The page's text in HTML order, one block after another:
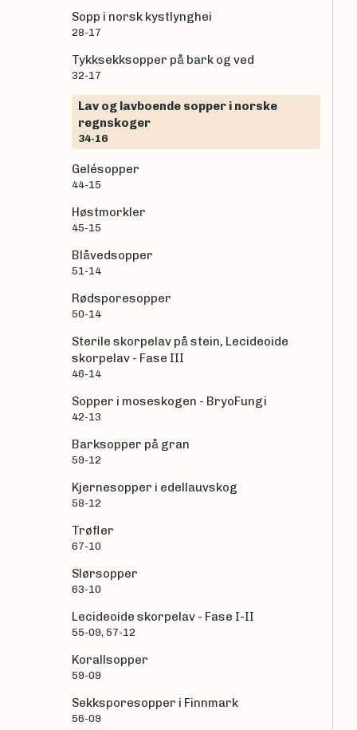
Sopp i norsk kystlynghei
28-17
Tykksekksopper på bark og ved
32-17
Lav og lavboende sopper i norske
regnskoger
34-16
Gelésopper
44-15
Høstmorkler
45-15
Blåvedsopper
51-14
Rødsporesopper
50-14
Sterile skorpelav på stein, Lecideoide
skorpelav - Fase III
46-14
Sopper i moseskogen - BryoFungi
42-13
Barksopper på gran
59-12
Kjernesopper i edellauvskog
58-12
Trøfler
67-10
Slørsopper
63-10
Lecideoide skorpelav - Fase I-II
55-09, 57-12
Korallsopper
59-09
Sekksporesopper i Finnmark
56-09